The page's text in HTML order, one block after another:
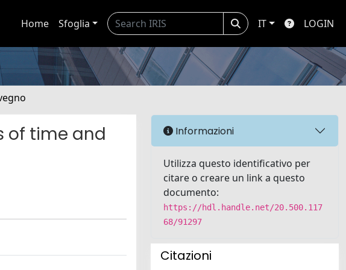
Home Sfoglia IT LOGIN
of time and
Informazioni
Utilizza questo identificativo per
citare o creare un link a questo
documento:
https://hdl.handle.net/20.500.117
68/91297
Citazioni